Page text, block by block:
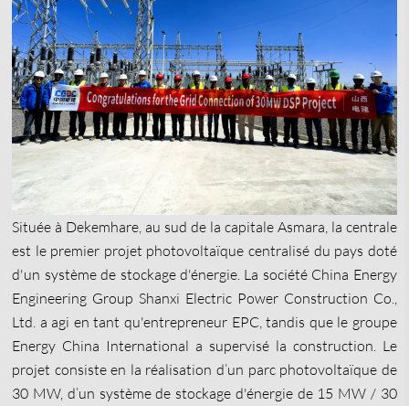
Située à Dekemhare, au sud de la capitale Asmara, la centrale
est le premier projet photovoltaïque centralisé du pays doté
d'un système de stockage d'énergie. La société China Energy
Engineering Group Shanxi Electric Power Construction Co.,
Ltd. a agi en tant qu'entrepreneur EPC, tandis que le groupe
Energy China International a supervisé la construction. Le
projet consiste en la réalisation d’un parc photovoltaïque de
30 MW, d’un système de stockage d'énergie de 15 MW / 30